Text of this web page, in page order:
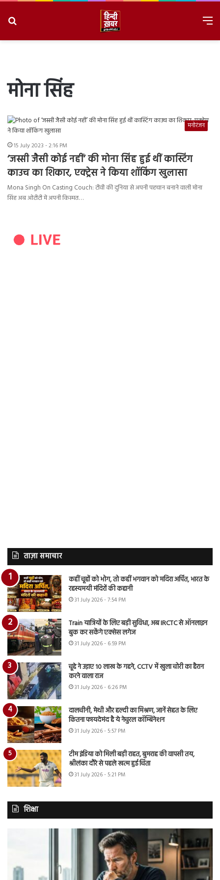
मोना सिंह
मनोरंजन
15 July 2023 - 2:16 PM
‘जस्सी जैसी कोई नहीं’ की मोना सिंह हुई थीं कास्टिंग
काउच का शिकार, एक्ट्रेस ने किया शॉकिंग खुलासा
Mona Singh On Casting Couch: टीवी की दुनिया से अपनी पहचान बनाने वाली मोना
सिंह अब ओटीटी में अपनी किस्मत…
ताज़ा समाचार
कहीं चूहों को भोग, तो कहीं भगवान को मदिरा अर्पित, भारत के
रहस्यमयी मंदिरों की कहानी
31 July 2026 - 7:54 PM
Train यात्रियों के लिए बड़ी सुविधा, अब IRCTC से ऑनलाइन
बुक कर सकेंगे एक्सेस लगेज
31 July 2026 - 6:59 PM
चूहे ने उड़ाए 10 लाख के गहने, CCTV में खुला चोरी का हैरान
करने वाला राज
31 July 2026 - 6:26 PM
दालचीनी, मेथी और हल्दी का मिश्रण, जानें सेहत के लिए
कितना फायदेमंद है ये नेचुरल कॉम्बिनेशन
31 July 2026 - 5:57 PM
टीम इंडिया को मिली बड़ी राहत, बुमराह की वापसी तय,
श्रीलंका दौरे से पहले खत्म हुई चिंता
31 July 2026 - 5:21 PM
शिक्षा